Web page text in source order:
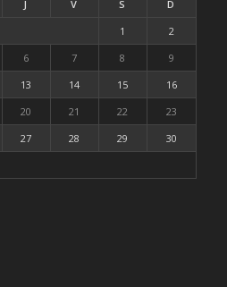
J V S
D
1
2
6 7 8
9
13 14 15
16
20 21 22
23
27 28 29
30